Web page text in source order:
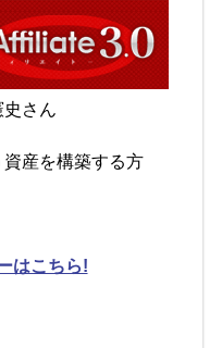
さん
資産を構築する方
はこちら!